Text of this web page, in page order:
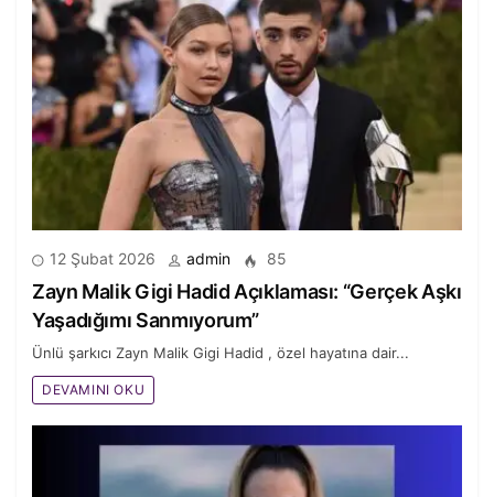
12 Şubat 2026 admin 85
Zayn Malik Gigi Hadid Açıklaması: “Gerçek Aşkı
Yaşadığımı Sanmıyorum”
Ünlü şarkıcı Zayn Malik Gigi Hadid , özel hayatına dair...
DEVAMINI OKU